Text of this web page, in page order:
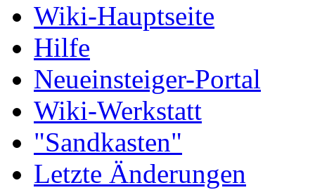
Wiki-Hauptseite
Hilfe
Neueinsteiger-Portal
Wiki-Werkstatt
"Sandkasten"
Letzte Änderungen